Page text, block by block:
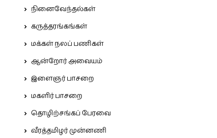
நினைவேந்தல்கள்
கருத்தரங்கங்கள்
மக்கள் நலப் பணிகள்
ஆன்றோர் அவையம்
இளைஞர் பாசறை
மகளிர் பாசறை
தொழிற்சங்கப் பேரவை
வீரத்தமிழர் முன்னணி